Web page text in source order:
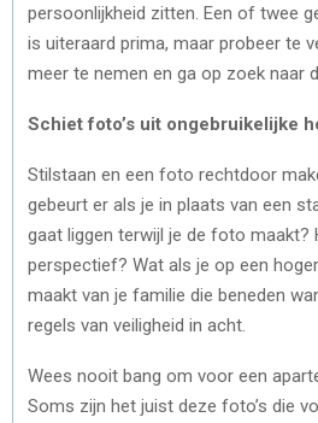
persoonlijkheid zitten. Een of twee
is uiteraard prima, maar probeer te
meer te nemen en ga op zoek naar
Schiet foto’s uit ongebruikelijke
Stilstaan en een foto rechtdoor
gebeurt er als je in plaats van een
gaat liggen terwijl je de foto maakt?
perspectief? Wat als je op een
maakt van je familie die beneden
regels van veiligheid in acht.
Wees nooit bang om voor een
Soms zijn het juist deze foto’s die